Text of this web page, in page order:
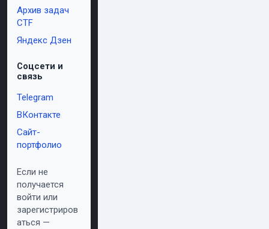
Архив задач
CTF
Яндекс Дзен
Соцсети и
связь
Telegram
ВКонтакте
Сайт-
портфолио
Если не
получается
войти или
зарегистриров
аться —